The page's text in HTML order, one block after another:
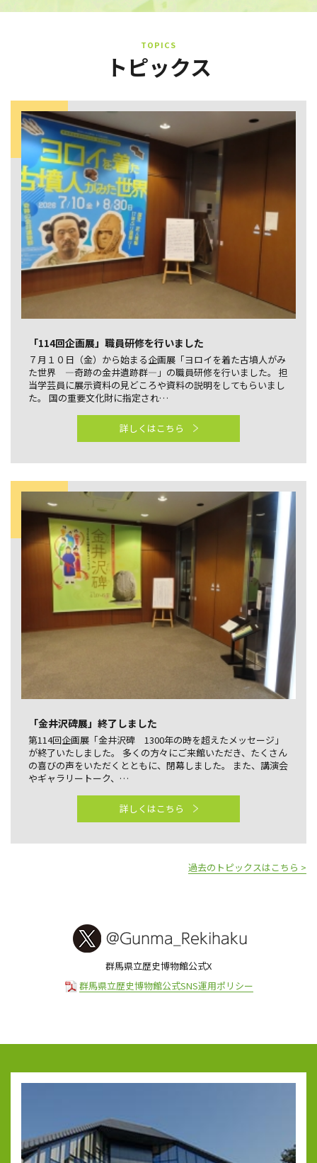
TOPICS
トピックス
「114回企画展」職員研修を行いました
７月１０日（金）から始まる企画展「ヨロイを着た古墳人がみ
た世界 ―奇跡の金井遺跡群―」の職員研修を行いました。 担
当学芸員に展示資料の見どころや資料の説明をしてもらいまし
た。 国の重要文化財に指定され…
詳しくはこちら
「金井沢碑展」終了しました
第114回企画展「金井沢碑 1300年の時を超えたメッセージ」
が終了いたしました。 多くの方々にご来館いただき、たくさん
の喜びの声をいただくとともに、閉幕しました。 また、講演会
やギャラリートーク、…
詳しくはこちら
過去のトピックスはこちら >
群馬県立歴史博物館公式X
群馬県立歴史博物館公式SNS運用ポリシー